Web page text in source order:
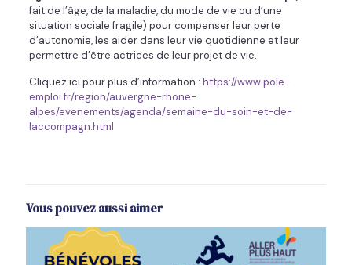
fait de l’âge, de la maladie, du mode de vie ou d’une
situation sociale fragile) pour compenser leur perte
d’autonomie, les aider dans leur vie quotidienne et leur
permettre d’être actrices de leur projet de vie.
Cliquez ici pour plus d’information : https://www.pole-
emploi.fr/region/auvergne-rhone-
alpes/evenements/agenda/semaine-du-soin-et-de-
laccompagn.html
Vous pouvez aussi aimer